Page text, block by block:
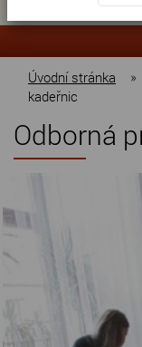
prohlídka
Úvodní stránka »
kadeřnic
Odborná